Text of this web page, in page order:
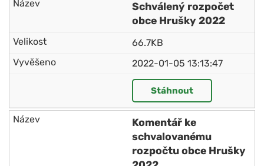
Schválený rozpočet
obce Hrušky 2022
66.7KB
2022-01-05 13:13:47
Stáhnout
Komentář ke
schvalovanému
rozpočtu obce Hrušky